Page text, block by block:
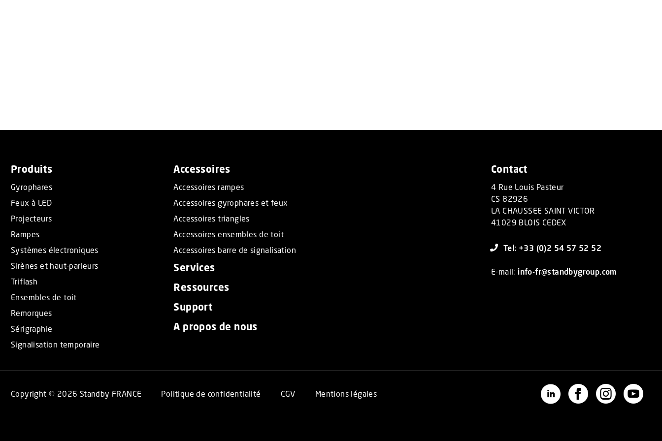
Produits
Gyrophares
Feux à LED
Projecteurs
Rampes
Systèmes électroniques
Sirènes et haut-parleurs
Triflash
Ensembles de toit
Remorques
Sérigraphie
Signalisation temporaire
Accessoires
Accessoires rampes
Accessoires gyrophares et feux
Accessoires triangles
Accessoires ensembles de toit
Accessoires barre de signalisation
Services
Ressources
Support
A propos de nous
Contact
4 Rue Louis Pasteur
CS 82926
LA CHAUSSEE SAINT VICTOR
41029 BLOIS CEDEX
Tel: +33 (0)2 54 57 52 52
E-mail: info-fr@standbygroup.com
Copyright © 2026 Standby FRANCE Politique de confidentialité CGV Mentions légales